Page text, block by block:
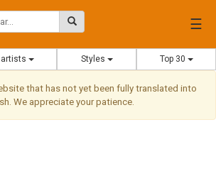
☰
artists Styles Top 30
that has not yet been fully translated into
We appreciate your patience.